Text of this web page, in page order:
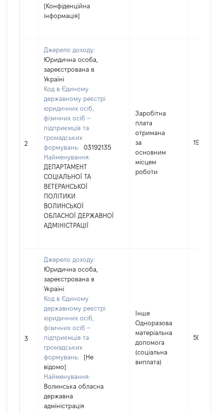
[Конфіденційна
інформація]
2
Джерело доходу:
Юридична особа,
зареєстрована в
Україні
Код в Єдиному
державному реєстрі
юридичних осіб,
фізичних осіб –
підприємців та
громадських
формувань:
03192135
Найменування:
ДЕПАРТАМЕНТ
СОЦІАЛЬНОЇ ТА
ВЕТЕРАНСЬКОЇ
ПОЛІТИКИ
ВОЛИНСЬКОЇ
ОБЛАСНОЇ ДЕРЖАВНОЇ
АДМІНІСТРАЦІЇ
Заробітна
плата
отримана
за
основним
місцем
роботи
199933
3
Джерело доходу:
Юридична особа,
зареєстрована в
Україні
Код в Єдиному
державному реєстрі
юридичних осіб,
фізичних осіб –
підприємців та
громадських
формувань:
[Не
відомо]
Найменування:
Волинська обласна
державна
адміністрація
Інше
Одноразова
матеріальна
допомога
(соціальна
виплата)
5000